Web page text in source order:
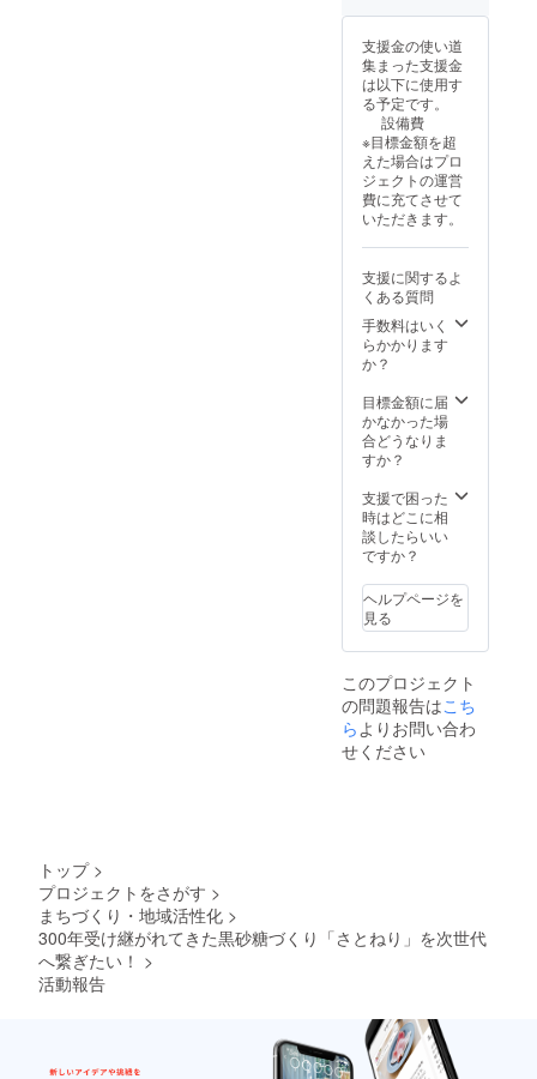
後、会
場など
詳細情
報を
メール
にてご
案内し
ます。
※セット
の黒砂
糖につ
いて ・
名称：
宮崎県
産黒砂
糖 ・原
材料：
さとう
・賞味
期限：
製造後
る製品
のラベ
ルに記
載して
す。) ・
法：直
射日光
や高温
多湿を
避けて
くださ
い(夏季
450g
崎県日
南市 ・
支援者
様の交
通費や
滞在費
は各自
でご負
担くだ
さい。
・クラ
ウド
ファン
ディン
グ終了
後、会
場など
詳細情
にてご
案内し
ます。
糖につ
いて(体
験会の
後日、
しま
名称：
宮崎県
糖 ・原
材料：
さとう
きび(宮
載して
法：直
射日光
や高温
のほと
んどを
丹精込
めた手
作業で
行うこ
とか
ら、国
内黒糖
生産量
のう
ち、わ
ずか
0.07％
程しか
つくる
ことが
できな
す。 ・
数量：1
セット
トー
ショコ
ラ ・名
称：ガ
ショコ
ラ ・原
材料：
カカオ
糖、バ
ター、
卵、金
柑、さ
とうき
ルに記
保存方
法：冷
蔵庫で
保管し
年オン
販売ゼ
ロで、
日南市
内と宮
崎市内
の一部
でしか
販売さ
れてい
ない伝
統の黒
お届け
しま
す。 黒
砂糖
のほと
んどを
丹精込
行うこ
とか
ら、国
内黒糖
のう
ち、わ
ずか
0.07％
つくる
ことが
できな
い希少
品で
称：ガ
トー
カカオ
豆、粗
糖、バ
を添え
ケーキ
上の
「チョ
コレー
トリー
フ」は
付きま
せん。
セット
とし
て、例
ライン
販売ゼ
ロで、
日南市
内と宮
の一部
でしか
販売さ
れてい
統の黒
砂糖も
お届け
しま
砂糖
は、製
造工程
丹精込
めた手
作業で
行うこ
とか
つくる
ことが
す。 ・
数量：1
セット
支援金の使い道
集まった支援金
は以下に使用す
る予定です。
設備費
※目標金額を超
えた場合はプロ
ジェクトの運営
費に充てさせて
いただきます。
支援に関するよ
くある質問
手数料はいく
らかかります
か？
目標金額に届
かなかった場
合どうなりま
すか？
支援で困った
時はどこに相
談したらいい
ですか？
ヘルプページを
見る
このプロジェクト
の問題報告はこち
ら よりお問い合わ
せください
トップ >
プロジェクトをさがす >
まちづくり・地域活性化 >
300年受け継がれてきた黒砂糖づくり「さとねり」を次世代
へ繋ぎたい！ >
活動報告